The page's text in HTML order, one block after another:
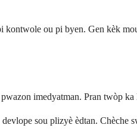
ou pi byen. Gen kèk
imedyatman. Pran twòp
sou plizyè èdtan. Chèche